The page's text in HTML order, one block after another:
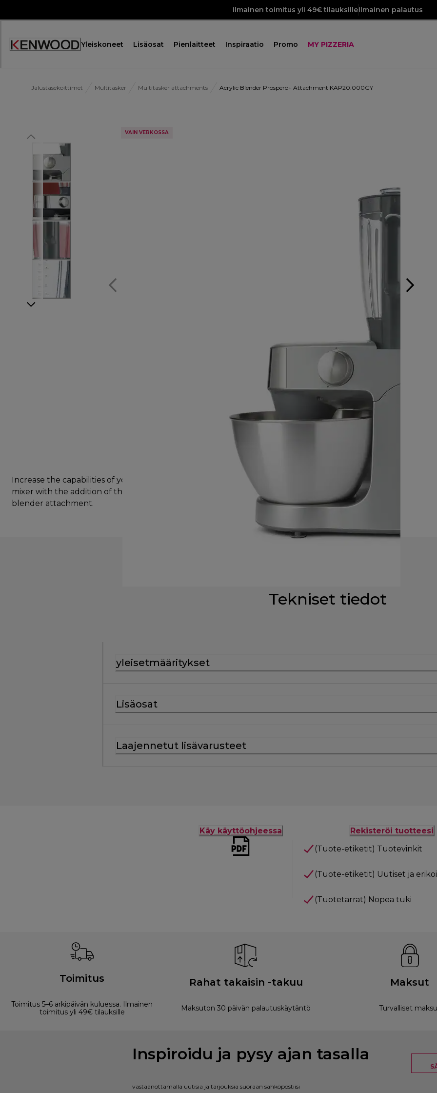
Ilmainen toimitus yli 49€ tilauksilleIlmainen palautus
Yleiskoneet Lisäosat Pienlaitteet Inspiraatio Promo MY PIZZERIA
Jalustasekoittimet Multitasker Multitasker attachments Acrylic Blender Prospero+ Attachment KAP20.000GY
VAIN VERKOSSA
Increase the capabilities of your Prospero+ stand
mixer with the addition of this handy Acrylic
blender attachment.
Tekniset tiedot
yleisetmääritykset
Lisäosat
Laajennetut lisävarusteet
Käy käyttöohjeessa
Rekisteröi tuotteesi
(Tuote-etiketit) Tuotevinkit
(Tuote-etiketit) Uutiset ja
(Tuotetarrat) Nopea tuki
Toimitus
Toimitus 5–6 arkipäivän kuluessa. Ilmainen
toimitus yli 49€ tilauksille
Rahat takaisin -takuu
Maksuton 30 päivän palautuskäytäntö
Maksut
Turvalliset
Inspiroidu ja pysy ajan tasalla
vastaanottamalla uutisia ja tarjouksia suoraan sähköpostiisi